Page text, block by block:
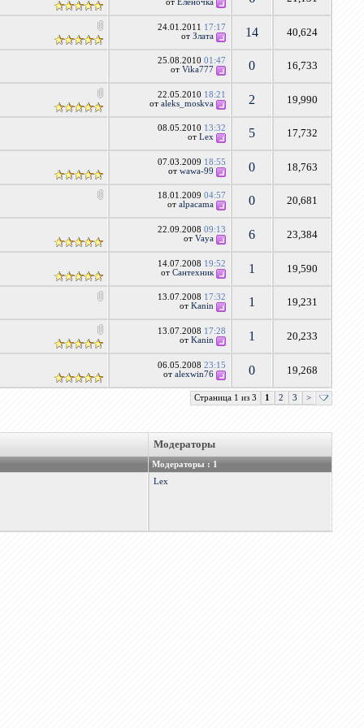
отЕленочка
24.01.2011 17:17
отЗлата 14 40,624
25.08.201001:47
отVika777 0 16,733
22.05.2010 18:21
отaleks_moskva 2 19,990
08.05.2010 13:32
отLex 5 17,732
07.03.2009 18:55
отwawa-99 0 18,763
18.01.200904:57
отalpacama 0 20,681
22.09.200809:13
отVaya 6 23,384
14.07.2008 19:52
отСантехник 1 19,590
13.07.2008 17:32
отKanin 1 19,231
13.07.2008 17:28
отKanin 1 20,233
06.05.200823:15
отalexwin76 0 19,268
Страница 1 из 3 1 2 3 >
Модераторы
Модераторы : 1
Lex